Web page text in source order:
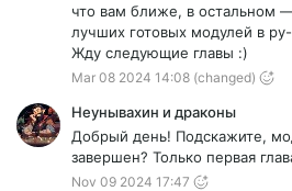
что вам ближе, в остальном
лучших готовых модулей в
Жду следующие главы :)
Mar 08 2024 14:08 (changed)
Неунывахин и драконы
Добрый день! Подскажите,
завершен? Только первая
Nov 09 2024 17:47